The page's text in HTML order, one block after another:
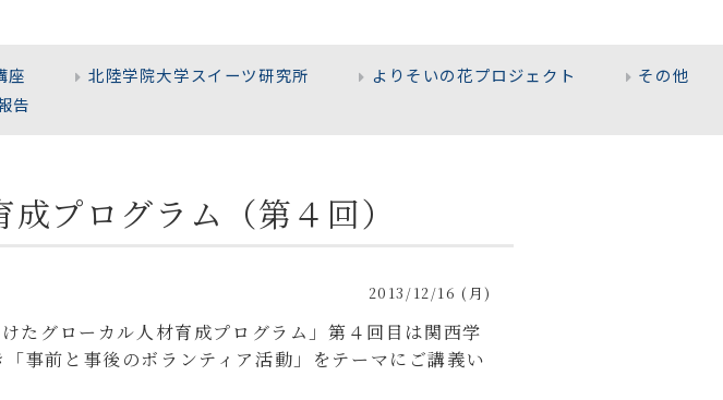
座 北陸学院大学スイーツ研究所 よりそいの花プロジェクト
その他
告
プログラム（第４回）
2013/12/16 (月)
たグローカル人材育成プログラム」第４回目は関西学
事前と事後のボランティア活動」をテーマにご講義い